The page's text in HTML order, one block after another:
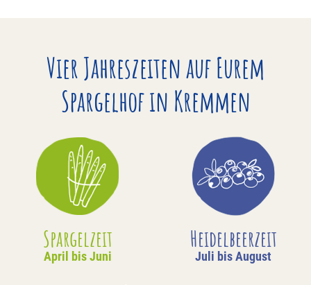
Vier Jahreszeiten auf Eurem
Spargelhof in Kremmen
Spargelzeit
April bis Juni
Heidelbeerzeit
Juli bis August